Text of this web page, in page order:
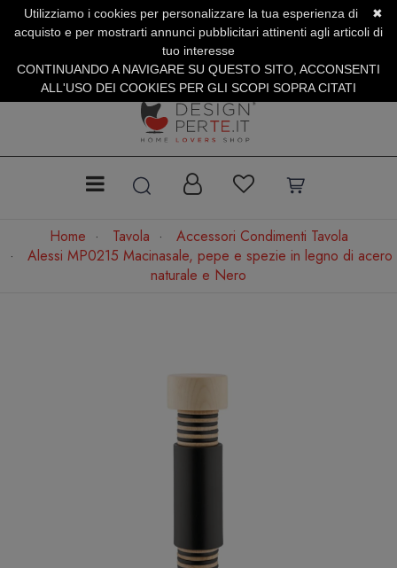
SERVIZIO CLIENTI +39.0773.470.562
SUMMER SALES | Fino al 31 Agosto
Home Tavola
Accessori Condimenti Tavola
Alessi MP0215 Macinasale, pepe e spezie in legno di acero
naturale e Nero
✖
Utilizziamo i cookies per personalizzare la tua esperienza di
acquisto e per mostrarti annunci pubblicitari attinenti agli articoli di
tuo interesse
CONTINUANDO A NAVIGARE SU QUESTO SITO, ACCONSENTI
ALL'USO DEI COOKIES PER GLI SCOPI SOPRA CITATI